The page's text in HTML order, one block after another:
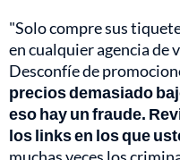
"Solo compre sus
en cualquier agencia de
Desconfíe de
precios demasiado
eso hay un fraude.
los links en los que